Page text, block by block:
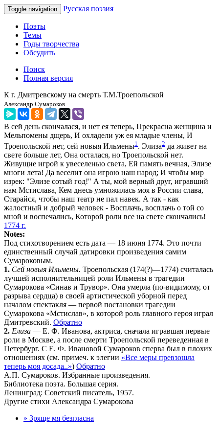
Toggle navigation Русская поэзия
Поэты
Темы
Годы творчества
Обсудить
Поиск
Полная версия
К г. Дмитревскому на смерть Т.М.Троепольской
Александр Сумароков
В сей день скончалася, и нет ея теперь, Прекрасна женщина и
Мельпомены дщерь, И охладели уж ея младые члены, И
Троепольской нет, сей новыя Ильмены1. Элиза2 да живет на
свете больше лет, Она осталася, но Троепольской нет.
Живущие игрой к увеселенью света, Ей память вечная, Элизе
многи лета! Да веселит она игрою наш народ; И чтобы мир
изрек: "Элизе сотый год!" А ты, мой верный друг, игравший
нам Мстислава, Кем днесь умножилась моя в России слава,
Старайся, чтобы наш театр не пал навек. А так - как
жалостный и добрый человек - Восплачь, восплачь о той со
мной и воспечались, Которой роли все на свете скончались!
1774 г.
Notes:
Под стихотворением есть дата — 18 июня 1774. Это почти
единственный случай датировки произведения самим
Сумароковым.
1. Сей новыя Ильмены. Троепольская (174(?)—1774) считалась
лучшей исполнительницей роли Ильмены в трагедии
Сумарокова «Синав и Трувор». Она умерла (по-видимому, от
разрыва сердца) в своей артистической уборной перед
началом спектакля — первой постановки трагедии
Сумарокова «Мстислав», в которой роль главного героя играл
Дмитревский. Обратно
2. Елиза — Е. Ф. Иванова, актриса, сначала игравшая первые
роли в Москве, а после смерти Троепольской переведенная в
Петербург. С Е. Ф. Ивановой Сумароков сперва был в плохих
отношениях (см. примеч. к элегии «Все меры превзошла
теперь моя досада..») Обратно
А.П. Сумароков. Избранные произведения.
Библиотека поэта. Большая серия.
Ленинград: Советский писатель, 1957.
Другие стихи Александра Сумарокова
» Зряще мя безгласна